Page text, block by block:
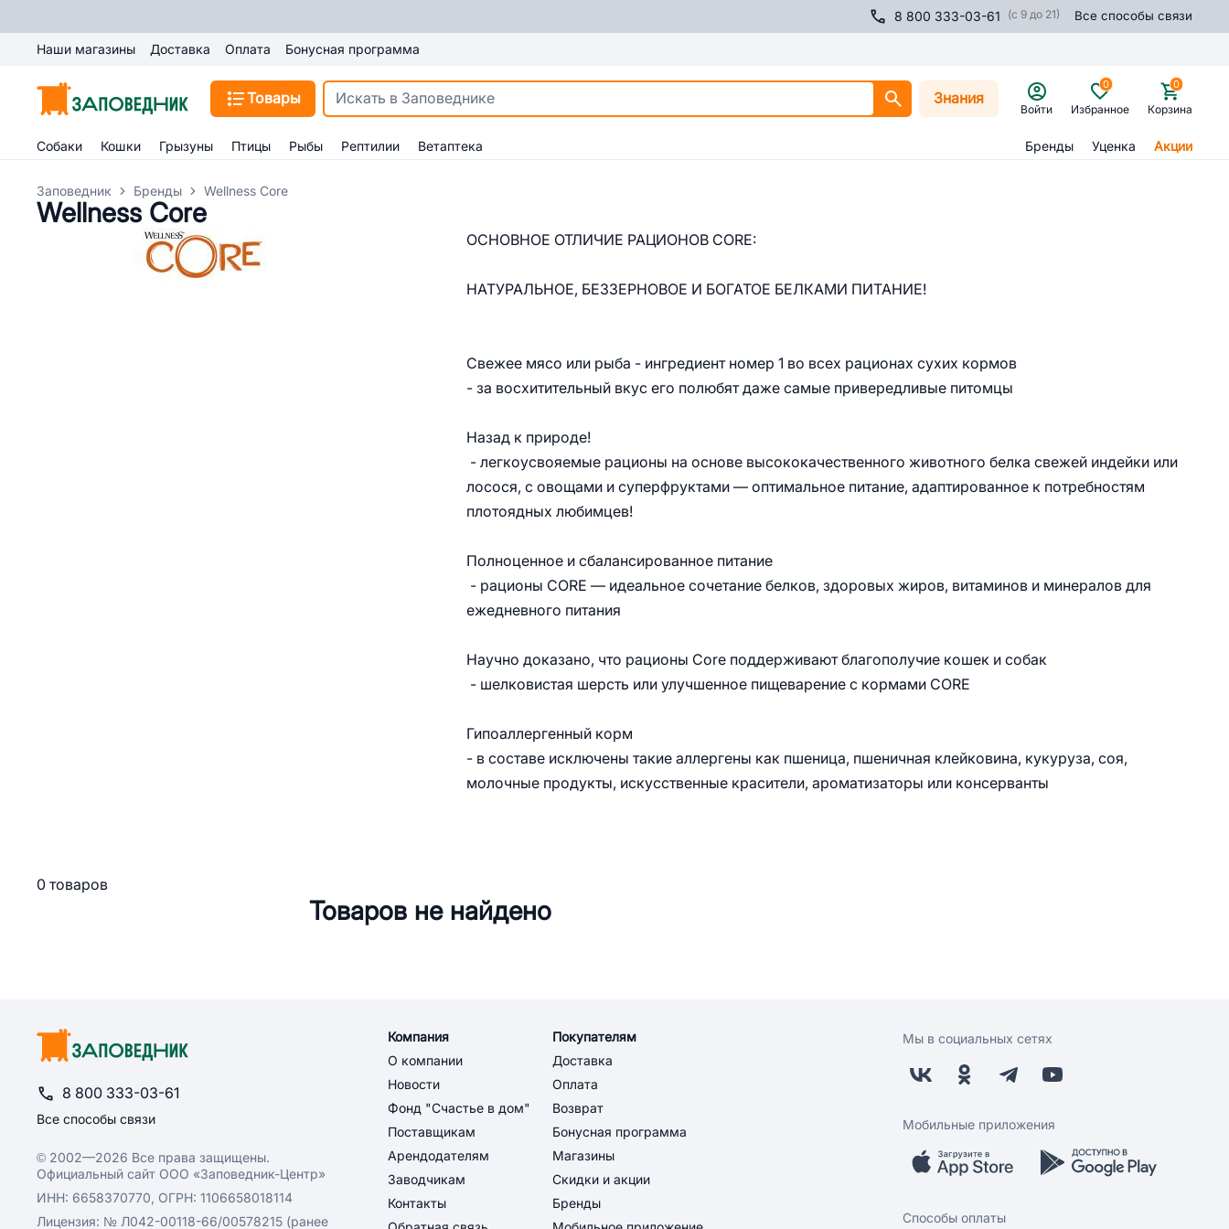
8 800 333-03-61 (с 9 до 21) Все способы связи
Наши магазины Доставка Оплата Бонусная программа
Товары Знания
Войти Избранное
0
Корзина
0
Собаки Кошки Грызуны Птицы Рыбы Рептилии Ветаптека Бренды Уценка Акции
Заповедник Бренды Wellness Core
Wellness Core
ОСНОВНОЕ ОТЛИЧИЕ РАЦИОНОВ CORE:
НАТУРАЛЬНОЕ, БЕЗЗЕРНОВОЕ И БОГАТОЕ БЕЛКАМИ ПИТАНИЕ!
Свежее мясо или рыба - ингредиент номер 1 во всех рационах сухих кормов
- за восхитительный вкус его полюбят даже самые привередливые питомцы
Назад к природе!
- легкоусвояемые рационы на основе высококачественного животного белка свежей индейки или
лосося, с овощами и суперфруктами — оптимальное питание, адаптированное к потребностям
плотоядных любимцев!
Полноценное и сбалансированное питание
- рационы CORE — идеальное сочетание белков, здоровых жиров, витаминов и минералов для
ежедневного питания
Научно доказано, что рационы Core поддерживают благополучие кошек и собак
- шелковистая шерсть или улучшенное пищеварение с кормами CORE
Гипоаллергенный корм
- в составе исключены такие аллергены как пшеница, пшеничная клейковина, кукуруза, соя,
молочные продукты, искусственные красители, ароматизаторы или консерванты
0 товаров
Товаров не найдено
8 800 333-03-61
Все способы связи
© 2002—2026 Все права защищены.
Официальный сайт ООО «Заповедник-Центр»
ИНН: 6658370770, ОГРН: 1106658018114
Лицензия: № Л042-00118-66/00578215 (ранее
Компания
О компании
Новости
Фонд "Счастье в дом"
Поставщикам
Арендодателям
Заводчикам
Контакты
Покупателям
Доставка
Оплата
Возврат
Бонусная программа
Магазины
Скидки и акции
Бренды
Мы в социальных сетях
Мобильные приложения
Способы оплаты